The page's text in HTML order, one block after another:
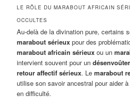
LE RÔLE DU MARABOUT AFRICAIN
OCCULTES
Au-delà de la divination pure, certains
marabout sérieux pour des
marabout africain sérieux ou un
intervient souvent pour un
retour affectif sérieux. Lemarabout
utilise son savoir ancestral pour aider
en difficulté.